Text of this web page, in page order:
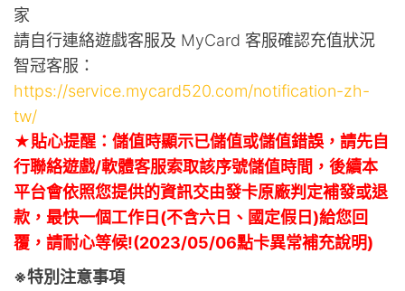
家
請自行連絡遊戲客服及 MyCard 客服確認充值狀況
智冠客服：
https://service.mycard520.com/notification-zh-
tw/
★貼心提醒：儲值時顯示已儲值或儲值錯誤，請先自
行聯絡遊戲/軟體客服索取該序號儲值時間，後續本
平台會依照您提供的資訊交由發卡原廠判定補發或退
款，最快一個工作日(不含六日、國定假日)給您回
覆，請耐心等候!(2023/05/06點卡異常補充說明)
※特別注意事項